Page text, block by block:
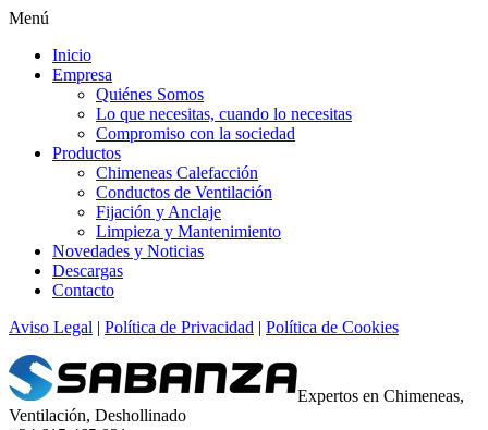
Menú
Inicio
Empresa
Quiénes Somos
Lo que necesitas, cuando lo necesitas
Compromiso con la sociedad
Productos
Chimeneas Calefacción
Conductos de Ventilación
Fijación y Anclaje
Limpieza y Mantenimiento
Novedades y Noticias
Descargas
Contacto
Aviso Legal | Política de Privacidad | Política de Cookies
Expertos en Chimeneas,
Ventilación, Deshollinado